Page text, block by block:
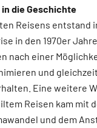
die Geschichte
Reisens entstand
in den 1970er
nach einer
und
Eine weitere
Reisen kam mit
und dem